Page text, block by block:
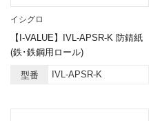
イシグロ
【I-VALUE】IVL-APSR-K 防錆紙
(鉄･鉄鋼用ロール)
型番 IVL-APSR-K